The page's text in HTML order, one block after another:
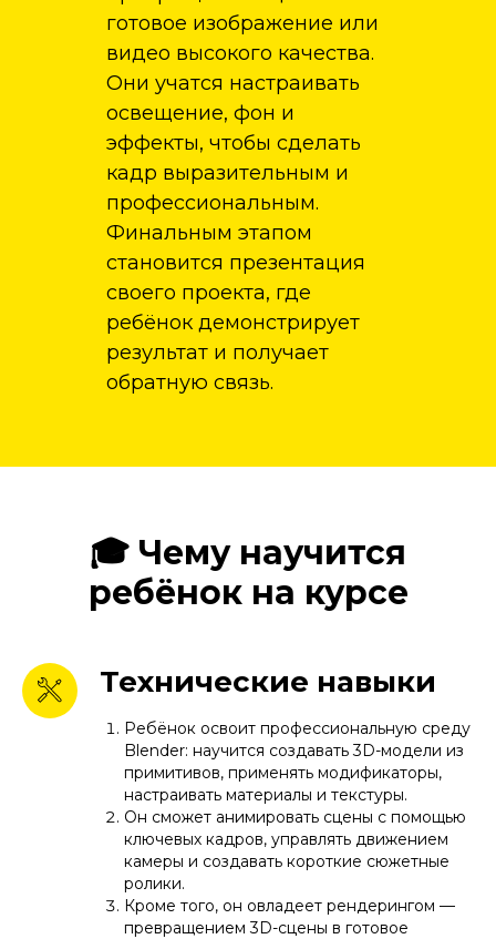
готовое изображение или
видео высокого качества.
Они учатся настраивать
освещение, фон и
эффекты, чтобы сделать
кадр выразительным и
профессиональным.
Финальным этапом
становится презентация
своего проекта, где
ребёнок демонстрирует
результат и получает
обратную связь.
🎓 Чему научится
ребёнок на курсе
Технические навыки
Ребёнок освоит профессиональную среду
Blender: научится создавать 3D-модели из
примитивов, применять модификаторы,
настраивать материалы и текстуры.
Он сможет анимировать сцены с помощью
ключевых кадров, управлять движением
камеры и создавать короткие сюжетные
ролики.
Кроме того, он овладеет рендерингом —
превращением 3D-сцены в готовое